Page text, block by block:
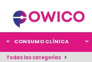
Todas las categorías
CONSUMO CLÍNICA